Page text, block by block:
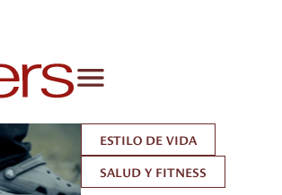
ESTILO DE VIDA
SALUD Y FITNESS